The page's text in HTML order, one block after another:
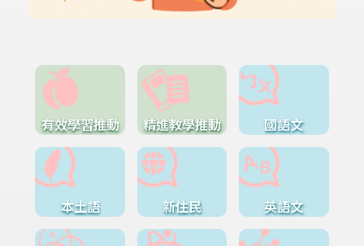
有效學習推動 精進教學推動 國語文
本土語 新住民 英語文